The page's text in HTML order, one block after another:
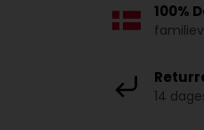
100%
14